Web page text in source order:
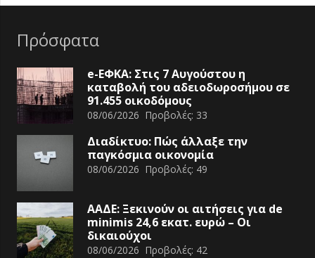
Πρόσφατα
e-ΕΦΚΑ: Στις 7 Αυγούστου η
καταβολή του αδειοδωροσήμου σε
91.455 οικοδόμους
08/06/2026 Προβολές: 33
Διαδίκτυο: Πώς άλλαξε την
παγκόσμια οικονομία
08/06/2026 Προβολές: 49
ΑΑΔΕ: Ξεκινούν οι αιτήσεις για de
minimis 24,6 εκατ. ευρώ – Οι
δικαιούχοι
08/06/2026 Προβολές: 42